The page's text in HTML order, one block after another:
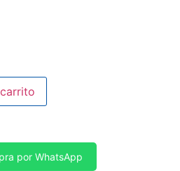
por WhatsApp